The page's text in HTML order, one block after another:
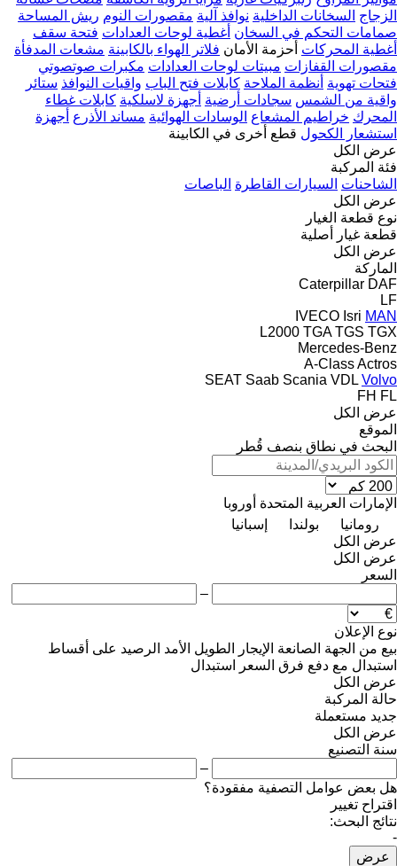
الزجاج السخانات الداخلية نوافذ آلية مقصورات النوم ريش المساحة
صمامات التحكم في السخان أغطية لوحات العدادات فتحة سقف
أغطية المحركات أحزمة الأمان فلاتر الهواء بالكابينة مشعات المدفأة
مقصورات القفازات مبيتات لوحات العدادات مكبرات صوتصوتي
فتحات تهوية أنظمة الملاحة كابلات فتح الباب واقيات النوافذ ستائر
واقية من الشمس سجادات أرضية أجهزة لاسلكية كابلات غطاء
المحرك خراطيم المشعاع الوسادات الهوائية مساند الأذرع أجهزة
استشعار الكحول قطع أخرى في الكابينة
عرض الكل
فئة المركبة
الشاحنات السيارات القاطرة الباصات
عرض الكل
نوع قطعة الغيار
قطعة غيار أصلية
عرض الكل
الماركة
Caterpillar DAF
LF
IVECO Isri MAN
L2000 TGA TGS TGX
Mercedes-Benz
A-ClassActros
SEAT Saab Scania VDL Volvo
FH FL
عرض الكل
الموقع
البحث في نطاق بنصف قُطر
الإمارات العربية المتحدة أوروبا
رومانيا
بولندا
إسبانيا
عرض الكل
عرض الكل
السعر
–
نوع الإعلان
بيع من الجهة الصانعة الإيجار الطويل الأمد الرصيد على أقساط
استبدال مع دفع فرق السعر
استبدال
عرض الكل
حالة المركبة
جديد مستعملة
عرض الكل
سنة التصنيع
–
هل بعض عوامل التصفية مفقودة؟
اقتراح تغيير
نتائج البحث:
-
عرض